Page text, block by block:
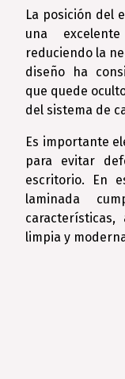
La posición del
una
reduciendo la
diseño ha
que quede
del sistema de
Es importante
para evitar
escritorio. En
laminada
limpia y